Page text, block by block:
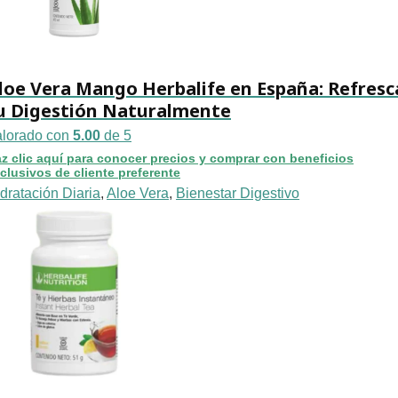
Vera Mango Herbalife en España:
Digestión Naturalmente
con 5.00 de 5
clic aquí para conocer precios y comprar con beneficios
de cliente preferente
Diaria, Aloe Vera, Bienestar Digestivo